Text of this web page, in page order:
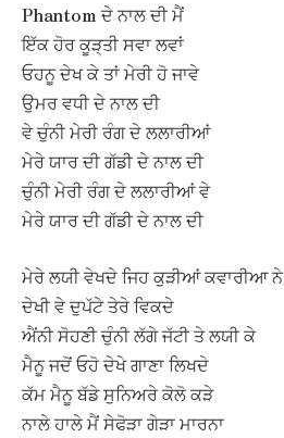
Phantom ਦੇ ਨਾਲ ਦੀ ਮੈਂ
ਇੱਕ ਹੋਰ ਕੂੜ੍ਤੀ ਸਵਾ ਲਵਾਂ
ਓਹਨੂ ਦੇਖ ਕੇ ਤਾਂ ਮੇਰੀ ਹੋ ਜਾਵੇ
ਉਮਰ ਵਧੀ ਦੇ ਨਾਲ ਦੀ
ਵੇ ਚੁੰਨੀ ਮੇਰੀ ਰੰਗ ਦੇ ਲਲਾਰੀਆਂ
ਮੇਰੇ ਯਾਰ ਦੀ ਗੱਡੀ ਦੇ ਨਾਲ ਦੀ
ਚੁੰਨੀ ਮੇਰੀ ਰੰਗ ਦੇ ਲਲਾਰੀਆਂ ਵੇ
ਮੇਰੇ ਯਾਰ ਦੀ ਗੱਡੀ ਦੇ ਨਾਲ ਦੀ
ਮੇਰੇ ਲਯੀ ਵੇਖਦੇ ਜਿਹ ਕੁੜੀਆਂ ਕਵਾਰੀਆ ਨੇ
ਦੇਖੀ ਵੇ ਦੁਪੱਟੇ ਤੇਰੇ ਵਿਕਦੇ
ਐਂਨੀ ਸੋਹਣੀ ਚੁੰਨੀ ਲੱਗੇ ਜੱਟੀ ਤੇ ਲਯੀ ਕੇ
ਮੈਨੂ ਜਦੋਂ ਓਹੋ ਦੇਖੇ ਗਾਣਾ ਲਿਖਦੇ
ਕੱਮ ਮੈਨੂ ਬੱਡੇ ਸੁਨਿਅਰੇ ਕੋਲੋ ਕੜੇ
ਨਾਲੇ ਹਾਲੇ ਮੈਂ ਸੇਫੋੜਾ ਗੇੜਾ ਮਾਰਨਾ